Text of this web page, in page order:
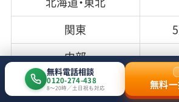
関東
中部
関西
無料電話相談
0120-274-438
8〜20時／土日祝も対応 無料